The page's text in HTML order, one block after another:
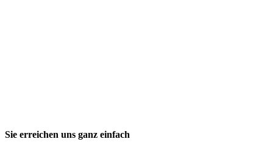
Sie erreichen uns ganz einfach